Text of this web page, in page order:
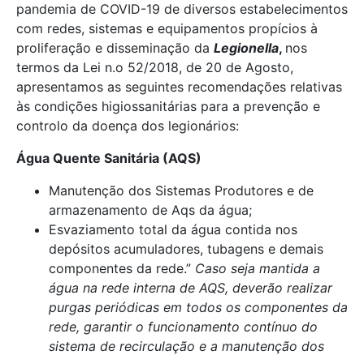
pandemia de COVID-19 de diversos estabelecimentos
com redes, sistemas e equipamentos propícios à
proliferação e disseminação da Legionella, nos
termos da Lei n.o 52/2018, de 20 de Agosto,
apresentamos as seguintes recomendações relativas
às condições higiossanitárias para a prevenção e
controlo da doença dos legionários:
Água Quente Sanitária (AQS)
Manutenção dos Sistemas Produtores e de
armazenamento de Aqs da água;
Esvaziamento total da água contida nos
depósitos acumuladores, tubagens e demais
componentes da rede.” Caso seja mantida a
água na rede interna de AQS, deverão realizar
purgas periódicas em todos os componentes da
rede, garantir o funcionamento contínuo do
sistema de recirculação e a manutenção dos